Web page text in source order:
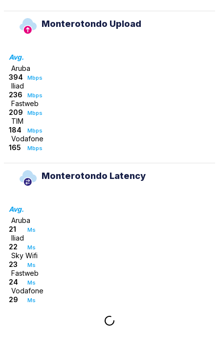
Monterotondo Upload
Avg.
Aruba
394
Mbps
Iliad
236
Mbps
Fastweb
209
Mbps
TIM
184
Mbps
Vodafone
165
Mbps
Monterotondo Latency
Avg.
Aruba
21
Ms
Iliad
22
Ms
Sky Wifi
23
Ms
Fastweb
24
Ms
Vodafone
29
Ms